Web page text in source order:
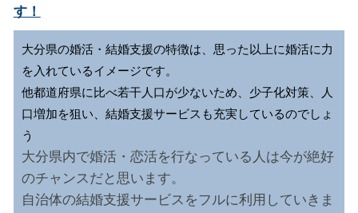
す！
大分県の婚活・結婚支援の特徴は、思った以上に婚活に力
を入れているイメージです。
他都道府県に比べ若干人口が少ないため、少子化対策、人
口増加を狙い、結婚支援サービスも充実しているのでしょ
う
大分県内で婚活・恋活を行なっている人は今が絶好
のチャンスだと思います。
自治体の結婚支援サービスをフルに利用していきま